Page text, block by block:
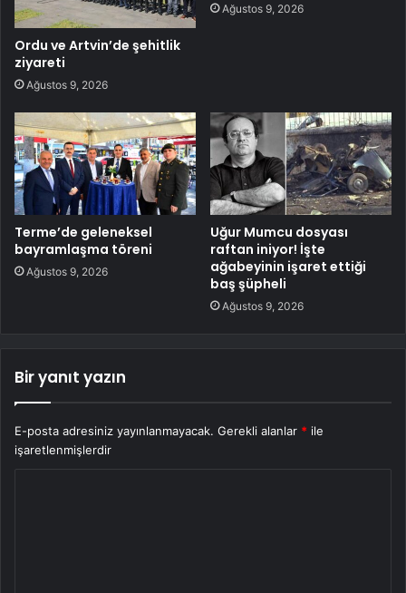
Ordu ve Artvin’de şehitlik
ziyareti
Ağustos 9, 2026
Ağustos 9, 2026
Terme’de geleneksel
bayramlaşma töreni
Ağustos 9, 2026
Uğur Mumcu dosyası
raftan iniyor! İşte
ağabeyinin işaret ettiği
baş şüpheli
Ağustos 9, 2026
Bir yanıt yazın
E-posta adresiniz yayınlanmayacak. Gerekli alanlar * ile
işaretlenmişlerdir